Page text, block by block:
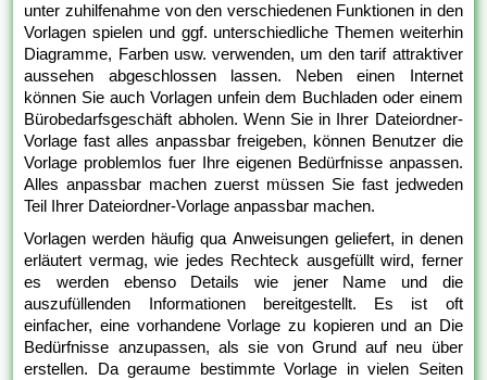
unter zuhilfenahme von den verschiedenen Funktionen in den
Vorlagen spielen und ggf. unterschiedliche Themen weiterhin
Diagramme, Farben usw. verwenden, um den tarif attraktiver
aussehen abgeschlossen lassen. Neben einen Internet
können Sie auch Vorlagen unfein dem Buchladen oder einem
Bürobedarfsgeschäft abholen. Wenn Sie in Ihrer Dateiordner-
Vorlage fast alles anpassbar freigeben, können Benutzer die
Vorlage problemlos fuer Ihre eigenen Bedürfnisse anpassen.
Alles anpassbar machen zuerst müssen Sie fast jedweden
Teil Ihrer Dateiordner-Vorlage anpassbar machen.
Vorlagen werden häufig qua Anweisungen geliefert, in denen
erläutert vermag, wie jedes Rechteck ausgefüllt wird, ferner
es werden ebenso Details wie jener Name und die
auszufüllenden Informationen bereitgestellt. Es ist oft
einfacher, eine vorhandene Vorlage zu kopieren und an Die
Bedürfnisse anzupassen, als sie von Grund auf neu über
erstellen. Da geraume bestimmte Vorlage in vielen Seiten